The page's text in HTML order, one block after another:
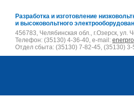
Разработка и изготовление
и высоковольтного
456783, Челябинская обл., г.Озерск, ул.
Телефон: (35130) 4-36-40, e-mail:
Отдел сбыта: (35130) 7-82-45, (35130)